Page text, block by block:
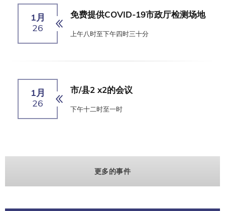
1月
26
免费提供COVID-19市政厅检测场地
上午八时至下午四时三十分
1月
26
市/县2 x2的会议
下午十二时至一时
更多的事件